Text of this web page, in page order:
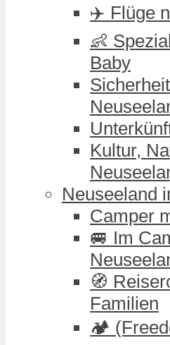
✈️ Flüge
👶
Baby
Kultur,
Neuseeland
Camper
🚐 Im
🧭
Familien
🏕️